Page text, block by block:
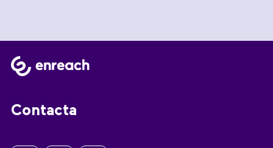
Contacta